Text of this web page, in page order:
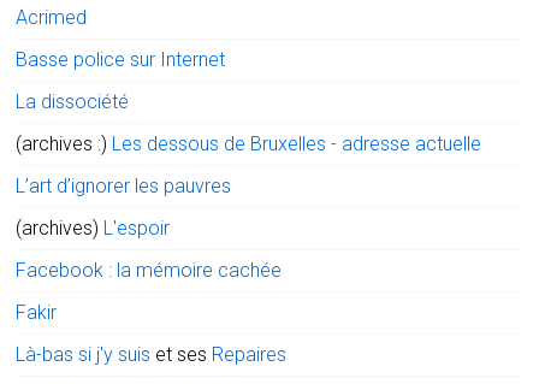
Acrimed
Basse police sur Internet
La dissociété
(archives :) Les dessous de Bruxelles - adresse actuelle
L’art d’ignorer les pauvres
(archives) L'espoir
Facebook : la mémoire cachée
Fakir
Là-bas si j'y suis et ses Repaires